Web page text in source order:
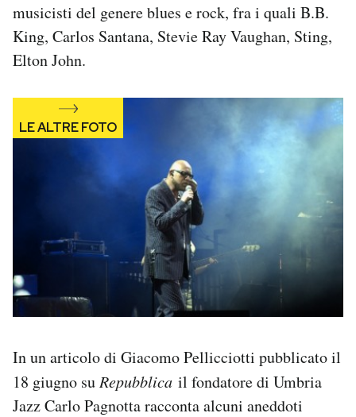
musicisti del genere blues e rock, fra i quali B.B.
King, Carlos Santana, Stevie Ray Vaughan, Sting,
Elton John.
In un articolo di Giacomo Pellicciotti pubblicato il
18 giugno su Repubblica il fondatore di Umbria
Jazz Carlo Pagnotta racconta alcuni aneddoti